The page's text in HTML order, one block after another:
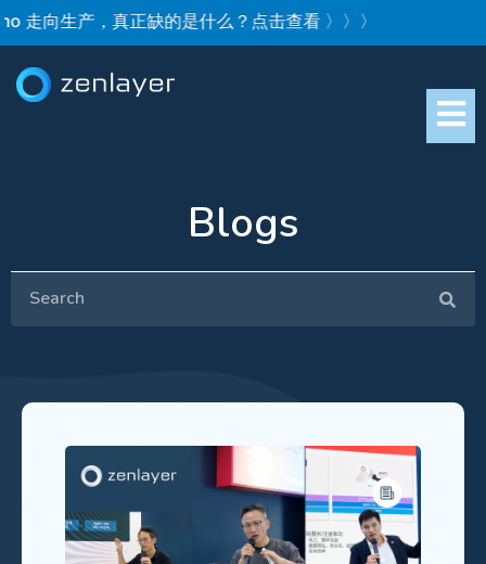
生产，真正缺的是什么？点击查看 〉〉〉
Blogs